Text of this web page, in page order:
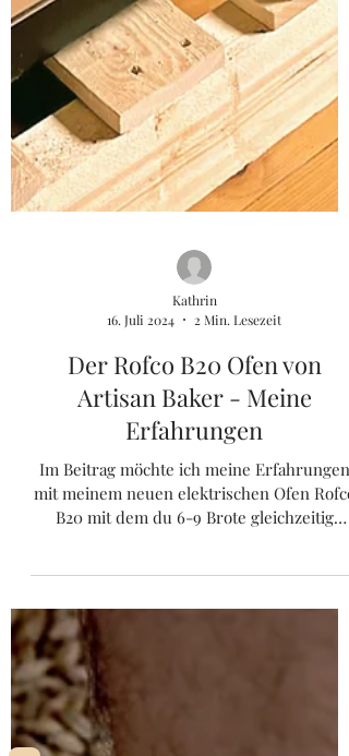
Kathrin
16. Juli 2024
2 Min. Lesezeit
Der Rofco B20 Ofen von
Artisan Baker - Meine
Erfahrungen
Im Beitrag möchte ich meine Erfahrungen
B20 mit dem du 6-9 Brote gleichzeitig